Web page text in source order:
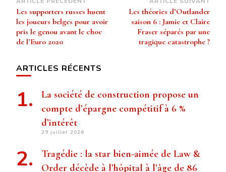
Navigation
d’article
Les supporters russes huent
les joueurs belges pour avoir
pris le genou avant le choc
de l’Euro 2020
Les théories d’Outlander
saison 6 : Jamie et Claire
Fraser séparés par une
tragique catastrophe ?
ARTICLES RÉCENTS
La société de construction propose un
compte d’épargne compétitif à 6 %
d’intérêt
29 juillet 2026
Tragédie : la star bien-aimée de Law &
Order décède à l’hôpital à l’âge de 86